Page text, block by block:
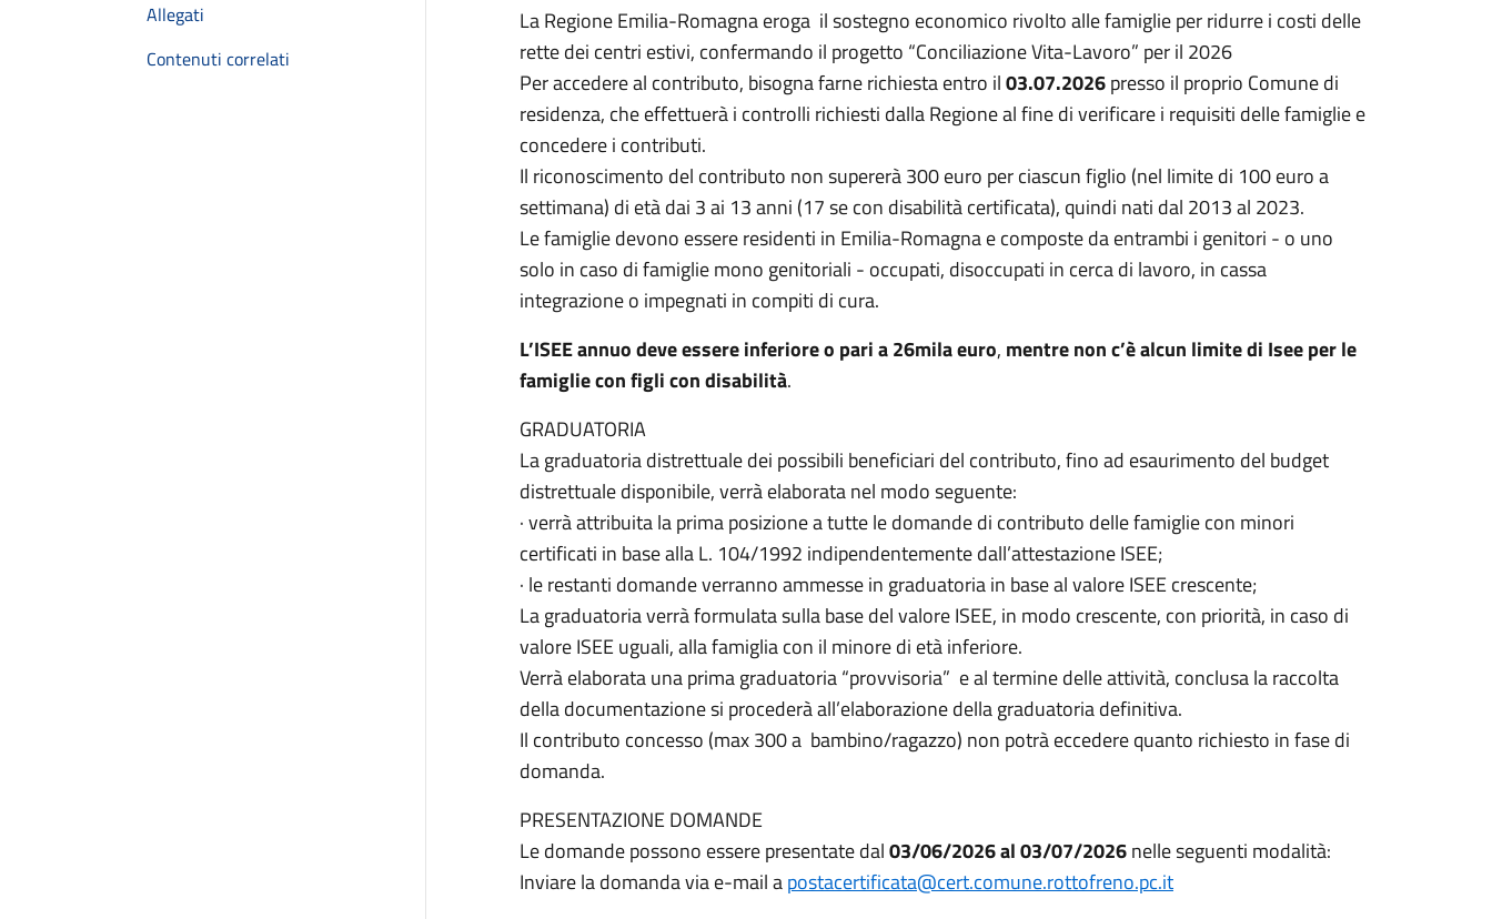
Allegati
Contenuti correlati
La Regione Emilia-Romagna eroga il sostegno economico rivolto alle famiglie per ridurre i costi delle
rette dei centri estivi, confermando il progetto “Conciliazione Vita-Lavoro” per il 2026
Per accedere al contributo, bisogna farne richiesta entro il03.07.2026presso il proprio Comune di
residenza, che effettuerà i controlli richiesti dalla Regione al fine di verificare i requisiti delle famiglie e
concedere i contributi.
Il riconoscimento del contributo non supererà 300 euro per ciascun figlio (nel limite di 100 euro a
settimana) di età dai 3 ai 13 anni (17 se con disabilità certificata), quindi nati dal 2013 al 2023.
Le famiglie devono essere residenti in Emilia-Romagna e composte da entrambi i genitori - o uno
solo in caso di famiglie mono genitoriali - occupati, disoccupati in cerca di lavoro, in cassa
integrazione o impegnati in compiti di cura.
L’ISEE annuo deve essere inferiore o pari a 26mila euro, mentre non c’è alcun limite di Isee per le
famiglie con figli con disabilità.
GRADUATORIA
La graduatoria distrettuale dei possibili beneficiari del contributo, fino ad esaurimento del budget
distrettuale disponibile, verrà elaborata nel modo seguente:
· verrà attribuita la prima posizione a tutte le domande di contributo delle famiglie con minori
certificati in base alla L. 104/1992 indipendentemente dall’attestazione ISEE;
· le restanti domande verranno ammesse in graduatoria in base al valore ISEE crescente;
La graduatoria verrà formulata sulla base del valore ISEE, in modo crescente, con priorità, in caso di
valore ISEE uguali, alla famiglia con il minore di età inferiore.
Verrà elaborata una prima graduatoria “provvisoria” e al termine delle attività, conclusa la raccolta
della documentazione si procederà all’elaborazione della graduatoria definitiva.
Il contributo concesso (max 300 a bambino/ragazzo) non potrà eccedere quanto richiesto in fase di
domanda.
PRESENTAZIONE DOMANDE
Le domande possono essere presentate dal03/06/2026 al 03/07/2026nelle seguenti modalità:
Inviare la domanda via e-mail apostacertificata@cert.comune.rottofreno.pc.it